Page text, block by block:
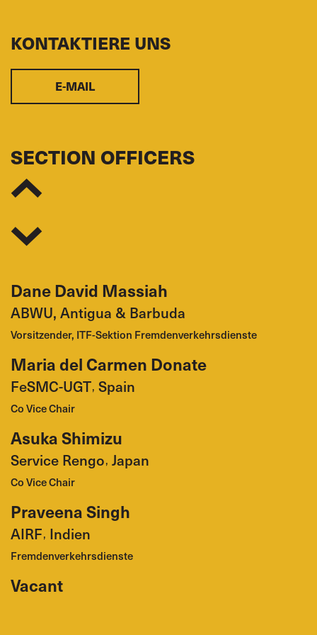
KONTAKTIERE UNS
E-MAIL
SECTION OFFICERS
Dane David Massiah
ABWU, Antigua & Barbuda
Vorsitzender, ITF-Sektion Fremdenverkehrsdienste
Maria del Carmen Donate
FeSMC-UGT, Spain
Co Vice Chair
Asuka Shimizu
Service Rengo, Japan
Co Vice Chair
Praveena Singh
AIRF, Indien
Fremdenverkehrsdienste
Vacant